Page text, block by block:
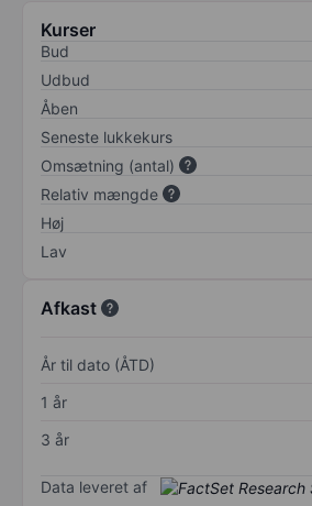
Kurser
Bud
Udbud
Åben
Seneste lukkekurs
Omsætning (antal)
Relativ mængde
Høj
Lav
Afkast
År til dato (ÅTD)
1 år
3 år
Data leveret af